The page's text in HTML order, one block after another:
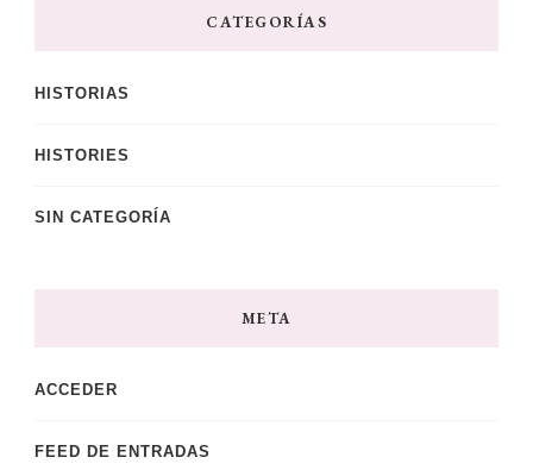
CATEGORÍAS
HISTORIAS
HISTORIES
SIN CATEGORÍA
META
ACCEDER
FEED DE ENTRADAS